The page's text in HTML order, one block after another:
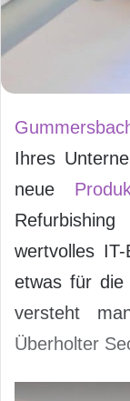
Ihres
neue
wertvolles
etwas für die
versteht
Überholter